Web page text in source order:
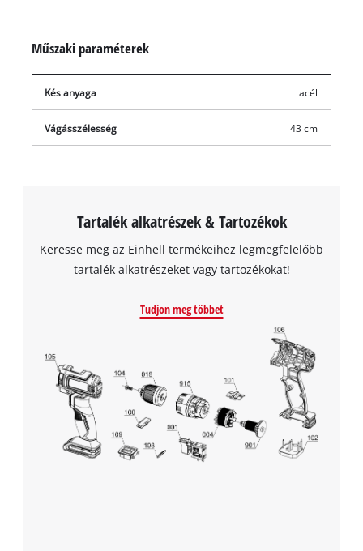
Műszaki paraméterek
Kés anyaga acél
Vágásszélesség 43 cm
Tartalék alkatrészek & Tartozékok
Keresse meg az Einhell termékeihez legmegfelelőbb
tartalék alkatrészeket vagy tartozékokat!
Tudjon meg többet